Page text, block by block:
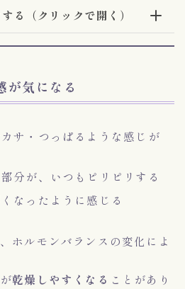
る（クリックで開く）
が気になる
サ・つっぱるような感じが
分が、いつもピリピリする
なったように感じる
ホルモンバランスの変化によ
乾燥しやすくなる ことがあり